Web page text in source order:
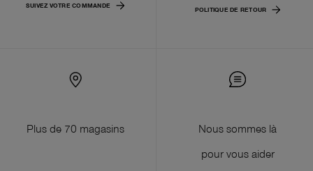
SUIVEZ VOTRE COMMANDE
POLITIQUE DE RETOUR
Plus de 70 magasins
Nous sommes là
pour vous aider